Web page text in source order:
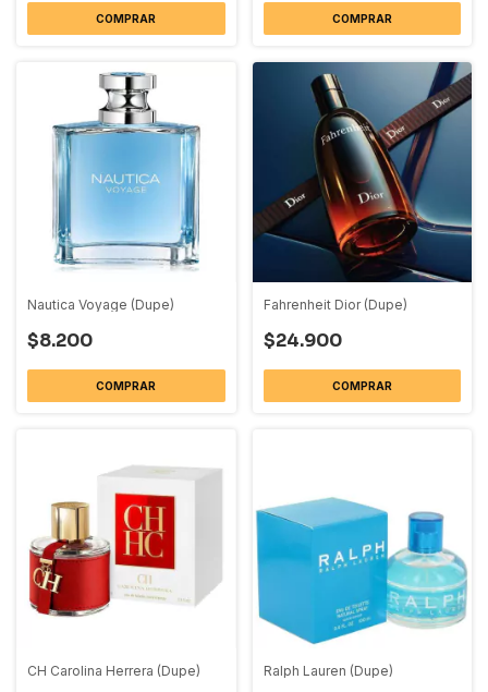
COMPRAR COMPRAR
Nautica Voyage (Dupe)
$8.200
COMPRAR
Fahrenheit Dior (Dupe)
$24.900
COMPRAR
CH Carolina Herrera (Dupe) Ralph Lauren (Dupe)